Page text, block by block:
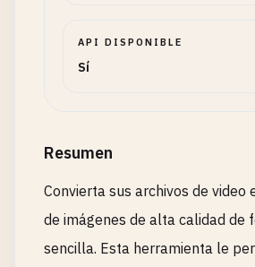
API DISPONIBLE
Sí
Resumen
Convierta sus archivos de video
de imágenes de alta calidad de
sencilla. Esta herramienta le